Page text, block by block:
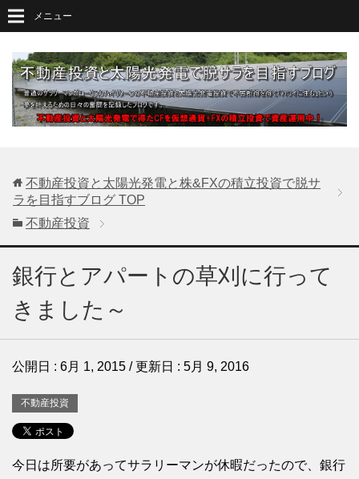
メニュー
不動産投資と太陽光発電と株&FXの積立投資で脱サ
ラを目指すブログ TOP
不動産投資
銀行とアパートの草刈に行って
きました～
公開日 : 6月 1, 2015 / 更新日 : 5月 9, 2016
不動産投資
今日は所要があってサラリーマンが休暇だったので、銀行